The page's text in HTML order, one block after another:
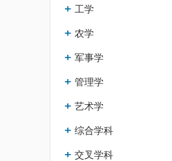
工学
农学
军事学
管理学
艺术学
综合学科
交叉学科